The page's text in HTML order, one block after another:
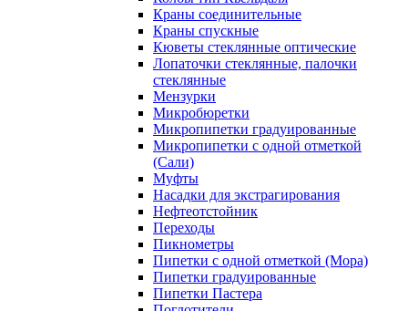
Краны соединительные
Краны спускные
Кюветы стеклянные оптические
Лопаточки стеклянные, палочки
стеклянные
Мензурки
Микробюретки
Микропипетки градуированные
Микропипетки с одной отметкой
(Сали)
Муфты
Насадки для экстрагирования
Нефтеотстойник
Переходы
Пикнометры
Пипетки с одной отметкой (Мора)
Пипетки градуированные
Пипетки Пастера